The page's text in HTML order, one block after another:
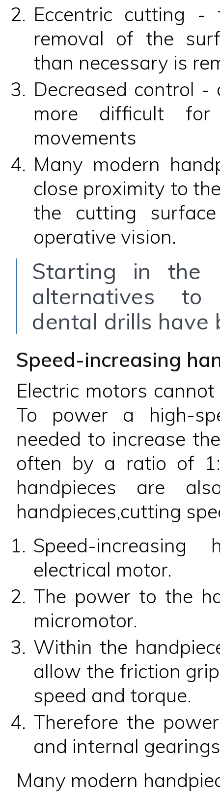
Eccentric cutting
removal of the
than necessary is
Decreased control
more difficult
movements
Many modern
close proximity to
the cutting
operative vision.
Starting in the
alternatives to
dental drills have
Speed-increasing
Electric motors
To power a high-
needed to increase
often by a ratio of
handpieces are
handpieces,cutting
Speed-
electrical motor.
The power to the
micromotor.
Within the
allow the friction
speed and torque.
Therefore the
and internal
Many modern